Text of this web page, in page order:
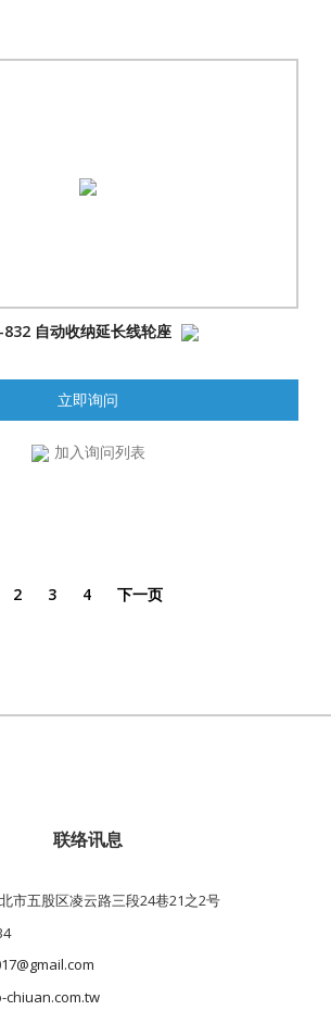
832 自动收纳延长线轮座
立即询问
加入询问列表
2 3 4 下一页
联络讯息
市五股区凌云路三段24巷21之2号
chiuan.com.tw